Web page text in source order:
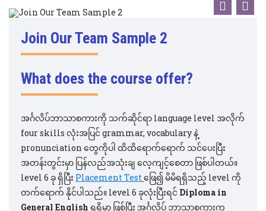
Join Our Team Sample 2
What does the course offer?
အင်္ဂလိပ်ဘာသာစကားကို သက်ဆိုင်ရာ language level အလိုက်
four skills လုံးအပြင် grammar, vocabulary နဲ့
pronunciation တွေကိုပါ ထိထိရောက်ရောက် သင်ပေးပြီး
အတန်းတွင်းမှာ ပြန်လည်အသုံးချ လေ့ကျင့်စေတာ ဖြစ်ပါတယ်။
level 6 ခု ရှိပြီး Placement Testဖြေ၍ မိမိရရှိသည့် level ကို
တက်ရောက် နိုင်ပါသည်။ level 6 ခုလုံးပြီးရင် Diploma in
General English ရရှိမှာ ဖြစ်ပြီး အင်္ဂလိပ် ဘာသာစကားက